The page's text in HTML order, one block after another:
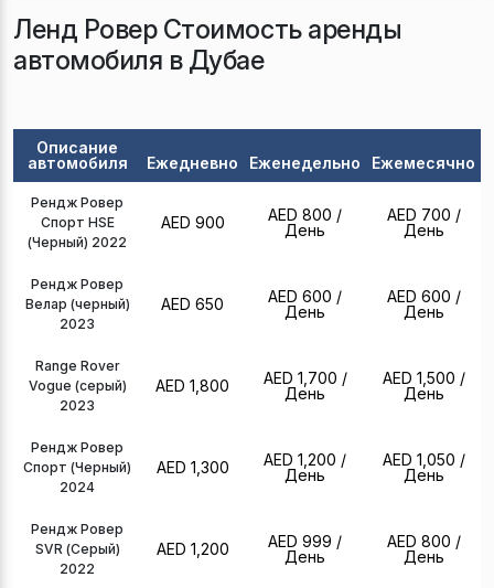
Ленд Ровер Стоимость аренды
автомобиля в Дубае
Описание
автомобиля
Ежедневно Еженедельно Ежемесячно
Рендж Ровер
Спорт HSE
(Черный) 2022
AED 900 AED 800 /
День
AED 700 /
День
Рендж Ровер
Велар (черный)
2023
AED 650 AED 600 /
День
AED 600 /
День
Range Rover
Vogue (серый)
2023
AED 1,800 AED 1,700 /
День
AED 1,500 /
День
Рендж Ровер
Спорт (Черный)
2024
AED 1,300 AED 1,200 /
День
AED 1,050 /
День
Рендж Ровер
SVR (Серый)
2022
AED 1,200 AED 999 /
День
AED 800 /
День